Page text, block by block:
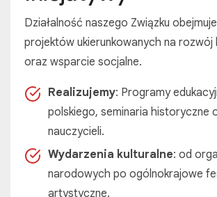
Działalność naszego Związku
projektów ukierunkowanych na rozwój
oraz wsparcie socjalne.
Realizujemy: Programy
polskiego, seminaria historyczne
nauczycieli.
Wydarzenia kulturalne: od
narodowych po ogólnokrajowe
artystyczne.